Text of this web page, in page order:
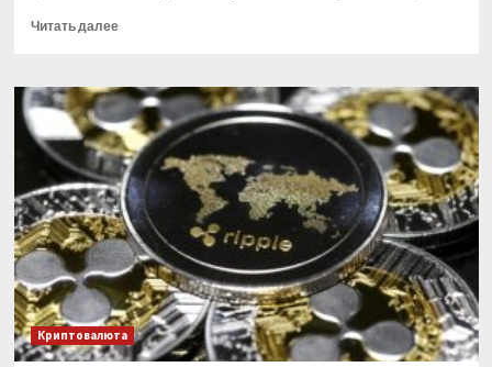
Читать далееПрочитать
Заявлениям
России
о сокращении
добычи
нефти
нашли
подтверждение
Криптовалюта